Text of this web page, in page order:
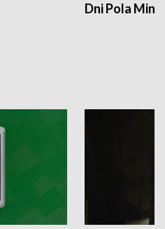
Dni Pola